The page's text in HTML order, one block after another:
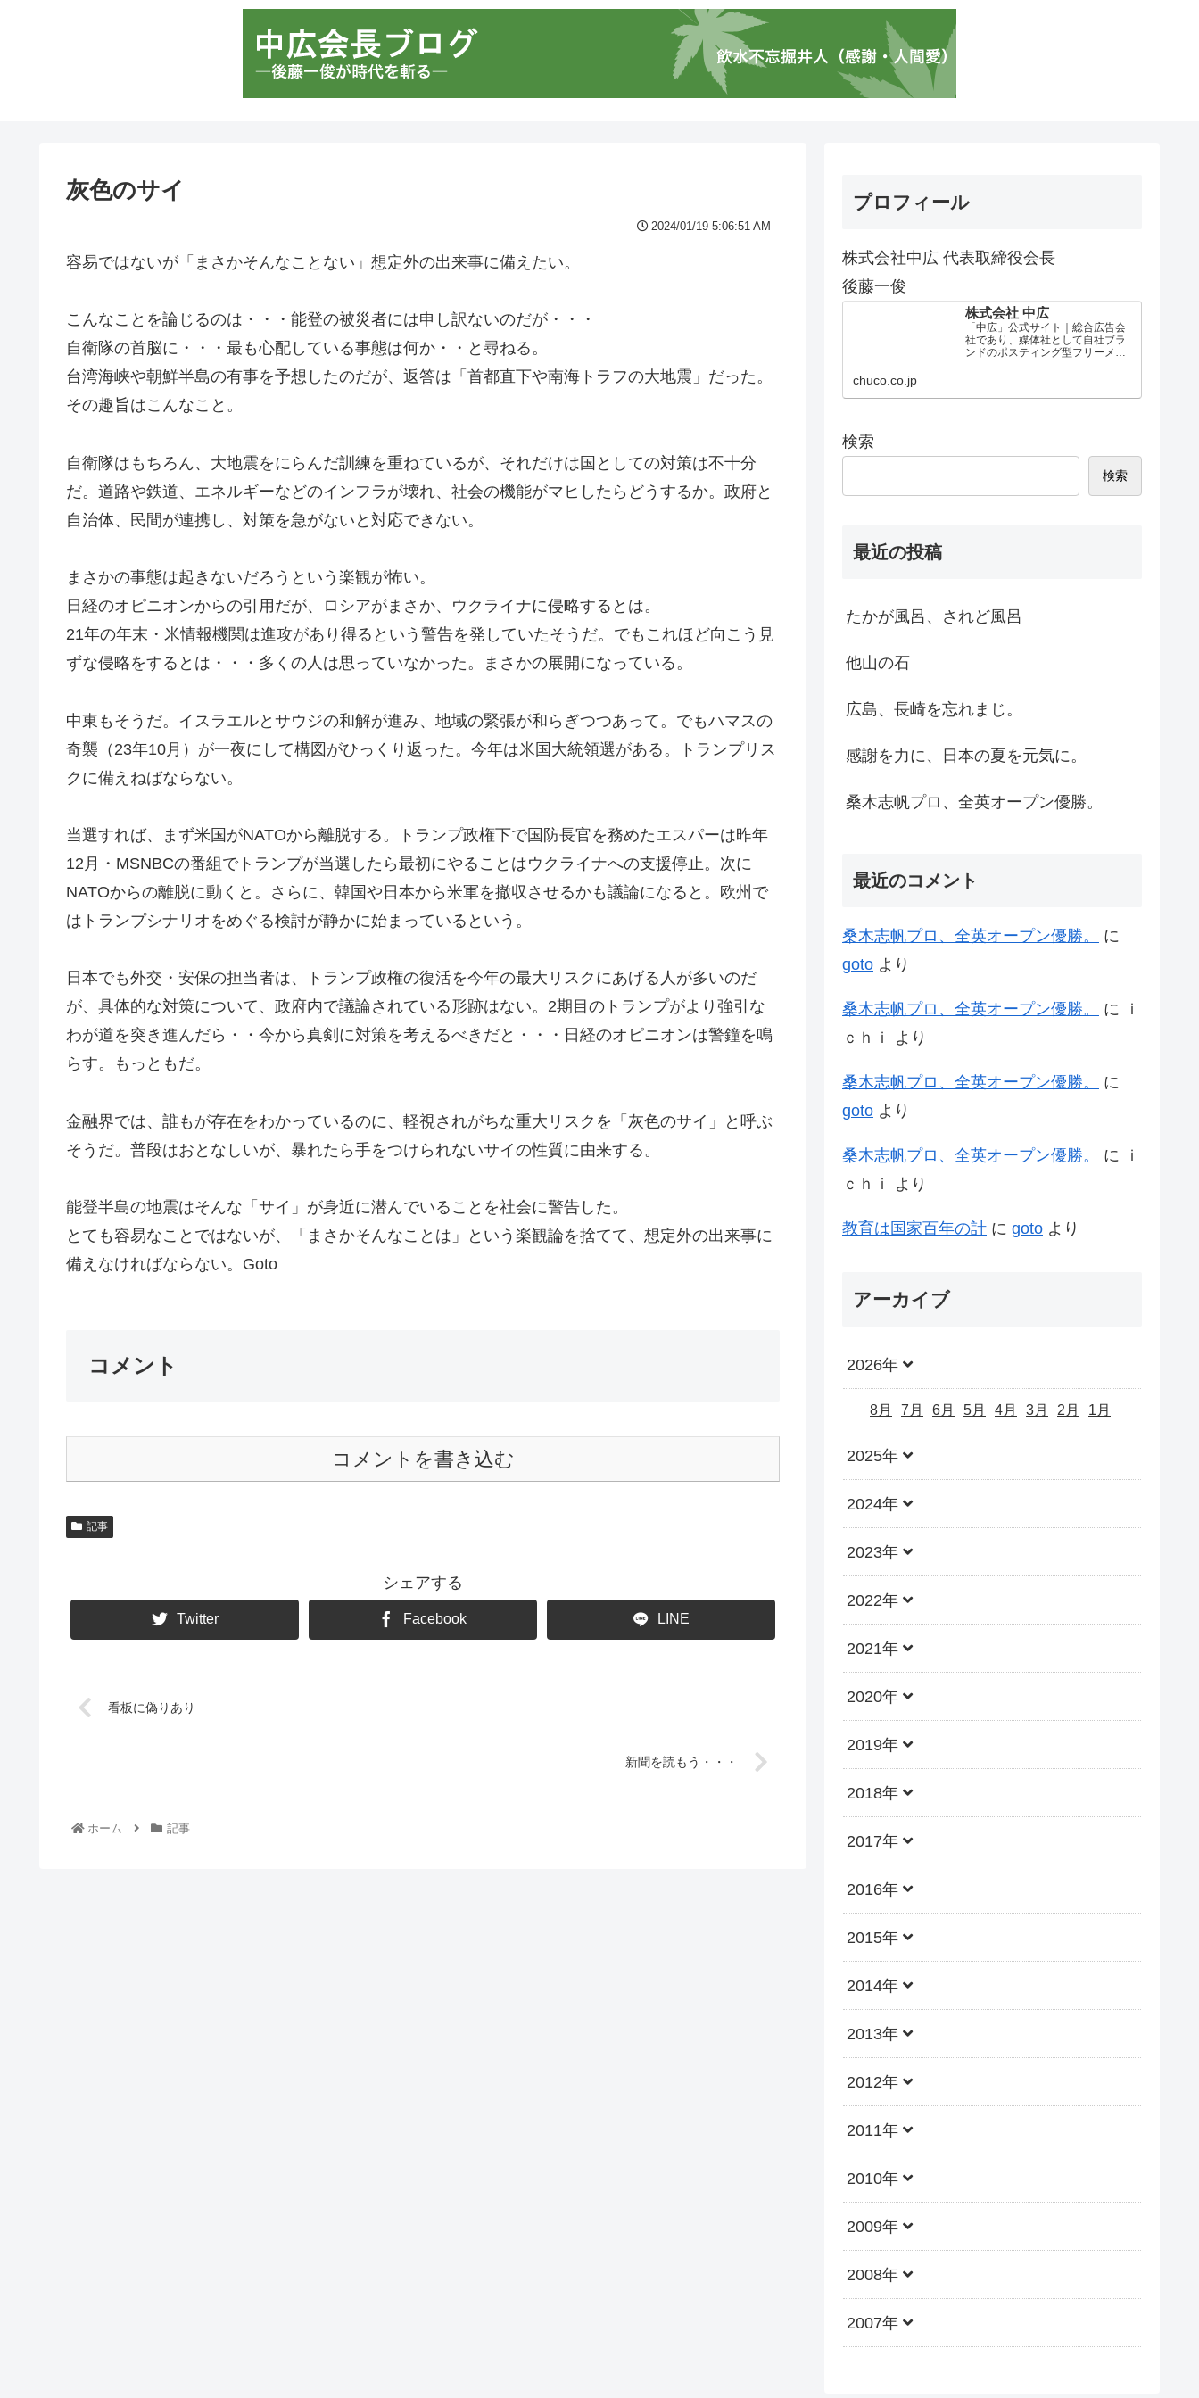
灰色のサイ
2024/01/19 5:06:51 AM
容易ではないが「まさかそんなことない」想定外の出来事に備えたい。
こんなことを論じるのは・・・能登の被災者には申し訳ないのだが・・・
自衛隊の首脳に・・・最も心配している事態は何か・・と尋ねる。
台湾海峡や朝鮮半島の有事を予想したのだが、返答は「首都直下や南海トラフの大地震」だった。
その趣旨はこんなこと。
自衛隊はもちろん、大地震をにらんだ訓練を重ねているが、それだけは国としての対策は不十分
だ。道路や鉄道、エネルギーなどのインフラが壊れ、社会の機能がマヒしたらどうするか。政府と
自治体、民間が連携し、対策を急がないと対応できない。
まさかの事態は起きないだろうという楽観が怖い。
日経のオピニオンからの引用だが、ロシアがまさか、ウクライナに侵略するとは。
21年の年末・米情報機関は進攻があり得るという警告を発していたそうだ。でもこれほど向こう見
ずな侵略をするとは・・・多くの人は思っていなかった。まさかの展開になっている。
中東もそうだ。イスラエルとサウジの和解が進み、地域の緊張が和らぎつつあって。でもハマスの
奇襲（23年10月）が一夜にして構図がひっくり返った。今年は米国大統領選がある。トランプリス
クに備えねばならない。
当選すれば、まず米国がNATOから離脱する。トランプ政権下で国防長官を務めたエスパーは昨年
12月・MSNBCの番組でトランプが当選したら最初にやることはウクライナへの支援停止。次に
NATOからの離脱に動くと。さらに、韓国や日本から米軍を撤収させるかも議論になると。欧州で
はトランプシナリオをめぐる検討が静かに始まっているという。
日本でも外交・安保の担当者は、トランプ政権の復活を今年の最大リスクにあげる人が多いのだ
が、具体的な対策について、政府内で議論されている形跡はない。2期目のトランプがより強引な
わが道を突き進んだら・・今から真剣に対策を考えるべきだと・・・日経のオピニオンは警鐘を鳴
らす。もっともだ。
金融界では、誰もが存在をわかっているのに、軽視されがちな重大リスクを「灰色のサイ」と呼ぶ
そうだ。普段はおとなしいが、暴れたら手をつけられないサイの性質に由来する。
能登半島の地震はそんな「サイ」が身近に潜んでいることを社会に警告した。
とても容易なことではないが、「まさかそんなことは」という楽観論を捨てて、想定外の出来事に
備えなければならない。Goto
コメント
コメントを書き込む
記事
シェアする
Twitter Facebook LINE
看板に偽りあり
新聞を読もう・・・
ホーム 記事
プロフィール
株式会社中広 代表取締役会長
後藤一俊
株式会社 中広
「中広」公式サイト｜総合広告会
社であり、媒体社として自社ブラ
ンドのポスティング型フリーメデ
chuco.co.jp
検索
検索
最近の投稿
たかが風呂、されど風呂
他山の石
広島、長崎を忘れまじ。
感謝を力に、日本の夏を元気に。
桑木志帆プロ、全英オープン優勝。
最近のコメント
桑木志帆プロ、全英オープン優勝。
に
goto より
桑木志帆プロ、全英オープン優勝。 に
ｉ
ｃｈｉ
より
桑木志帆プロ、全英オープン優勝。
に
goto より
桑木志帆プロ、全英オープン優勝。 に
ｉ
ｃｈｉ
より
教育は国家百年の計 に goto より
アーカイブ
2026年
8月 7月 6月 5月 4月 3月 2月 1月
2025年
2024年
2023年
2022年
2021年
2020年
2019年
2018年
2017年
2016年
2015年
2014年
2013年
2012年
2011年
2010年
2009年
2008年
2007年